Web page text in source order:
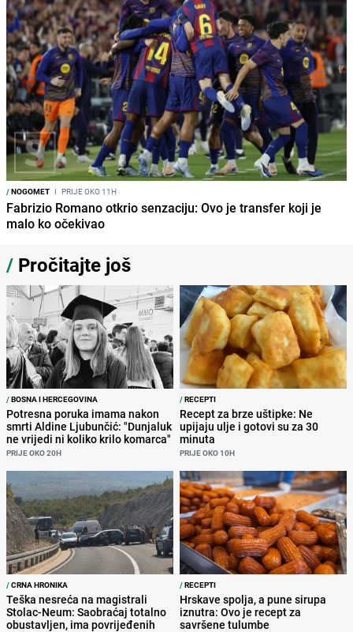
/NOGOMET I PRIJE OKO 11H
Fabrizio Romano otkrio senzaciju: Ovo je transfer koji je
malo ko očekivao
/ Pročitajte još
/BOSNA I HERCEGOVINA
Potresna poruka imama nakon
smrti Aldine Ljubunčić: "Dunjaluk
ne vrijedi ni koliko krilo komarca"
PRIJE OKO 20H
/RECEPTI
Recept za brze uštipke: Ne
upijaju ulje i gotovi su za 30
minuta
PRIJE OKO 10H
/CRNA HRONIKA
Teška nesreća na magistrali
Stolac-Neum: Saobraćaj totalno
obustavljen, ima povrijeđenih
/RECEPTI
Hrskave spolja, a pune sirupa
iznutra: Ovo je recept za
savršene tulumbe